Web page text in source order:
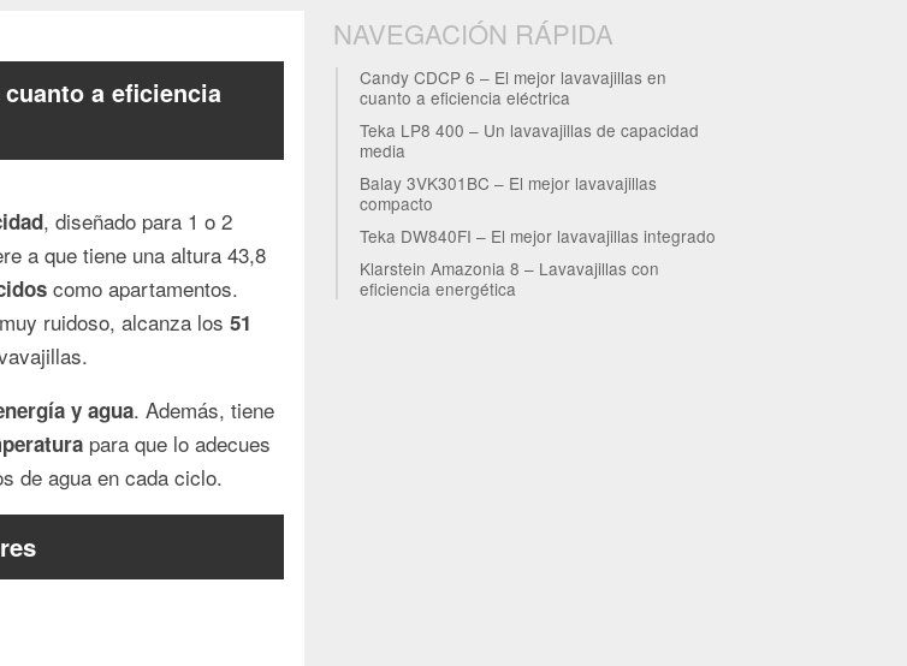
NAVEGACIÓN RÁPIDA
Candy CDCP 6 – El mejor lavavajillas en
cuanto a eficiencia eléctrica
Teka LP8 400 – Un lavavajillas de capacidad
media
Balay 3VK301BC – El mejor lavavajillas
compacto
Teka DW840FI – El mejor lavavajillas integrado
Klarstein Amazonia 8 – Lavavajillas con
eficiencia energética
a eficiencia
, diseñado para 1 o 2
a que tiene una altura 43,8
como apartamentos.
ruidoso, alcanza los 51
y agua. Además, tiene
para que lo adecues
de agua en cada ciclo.